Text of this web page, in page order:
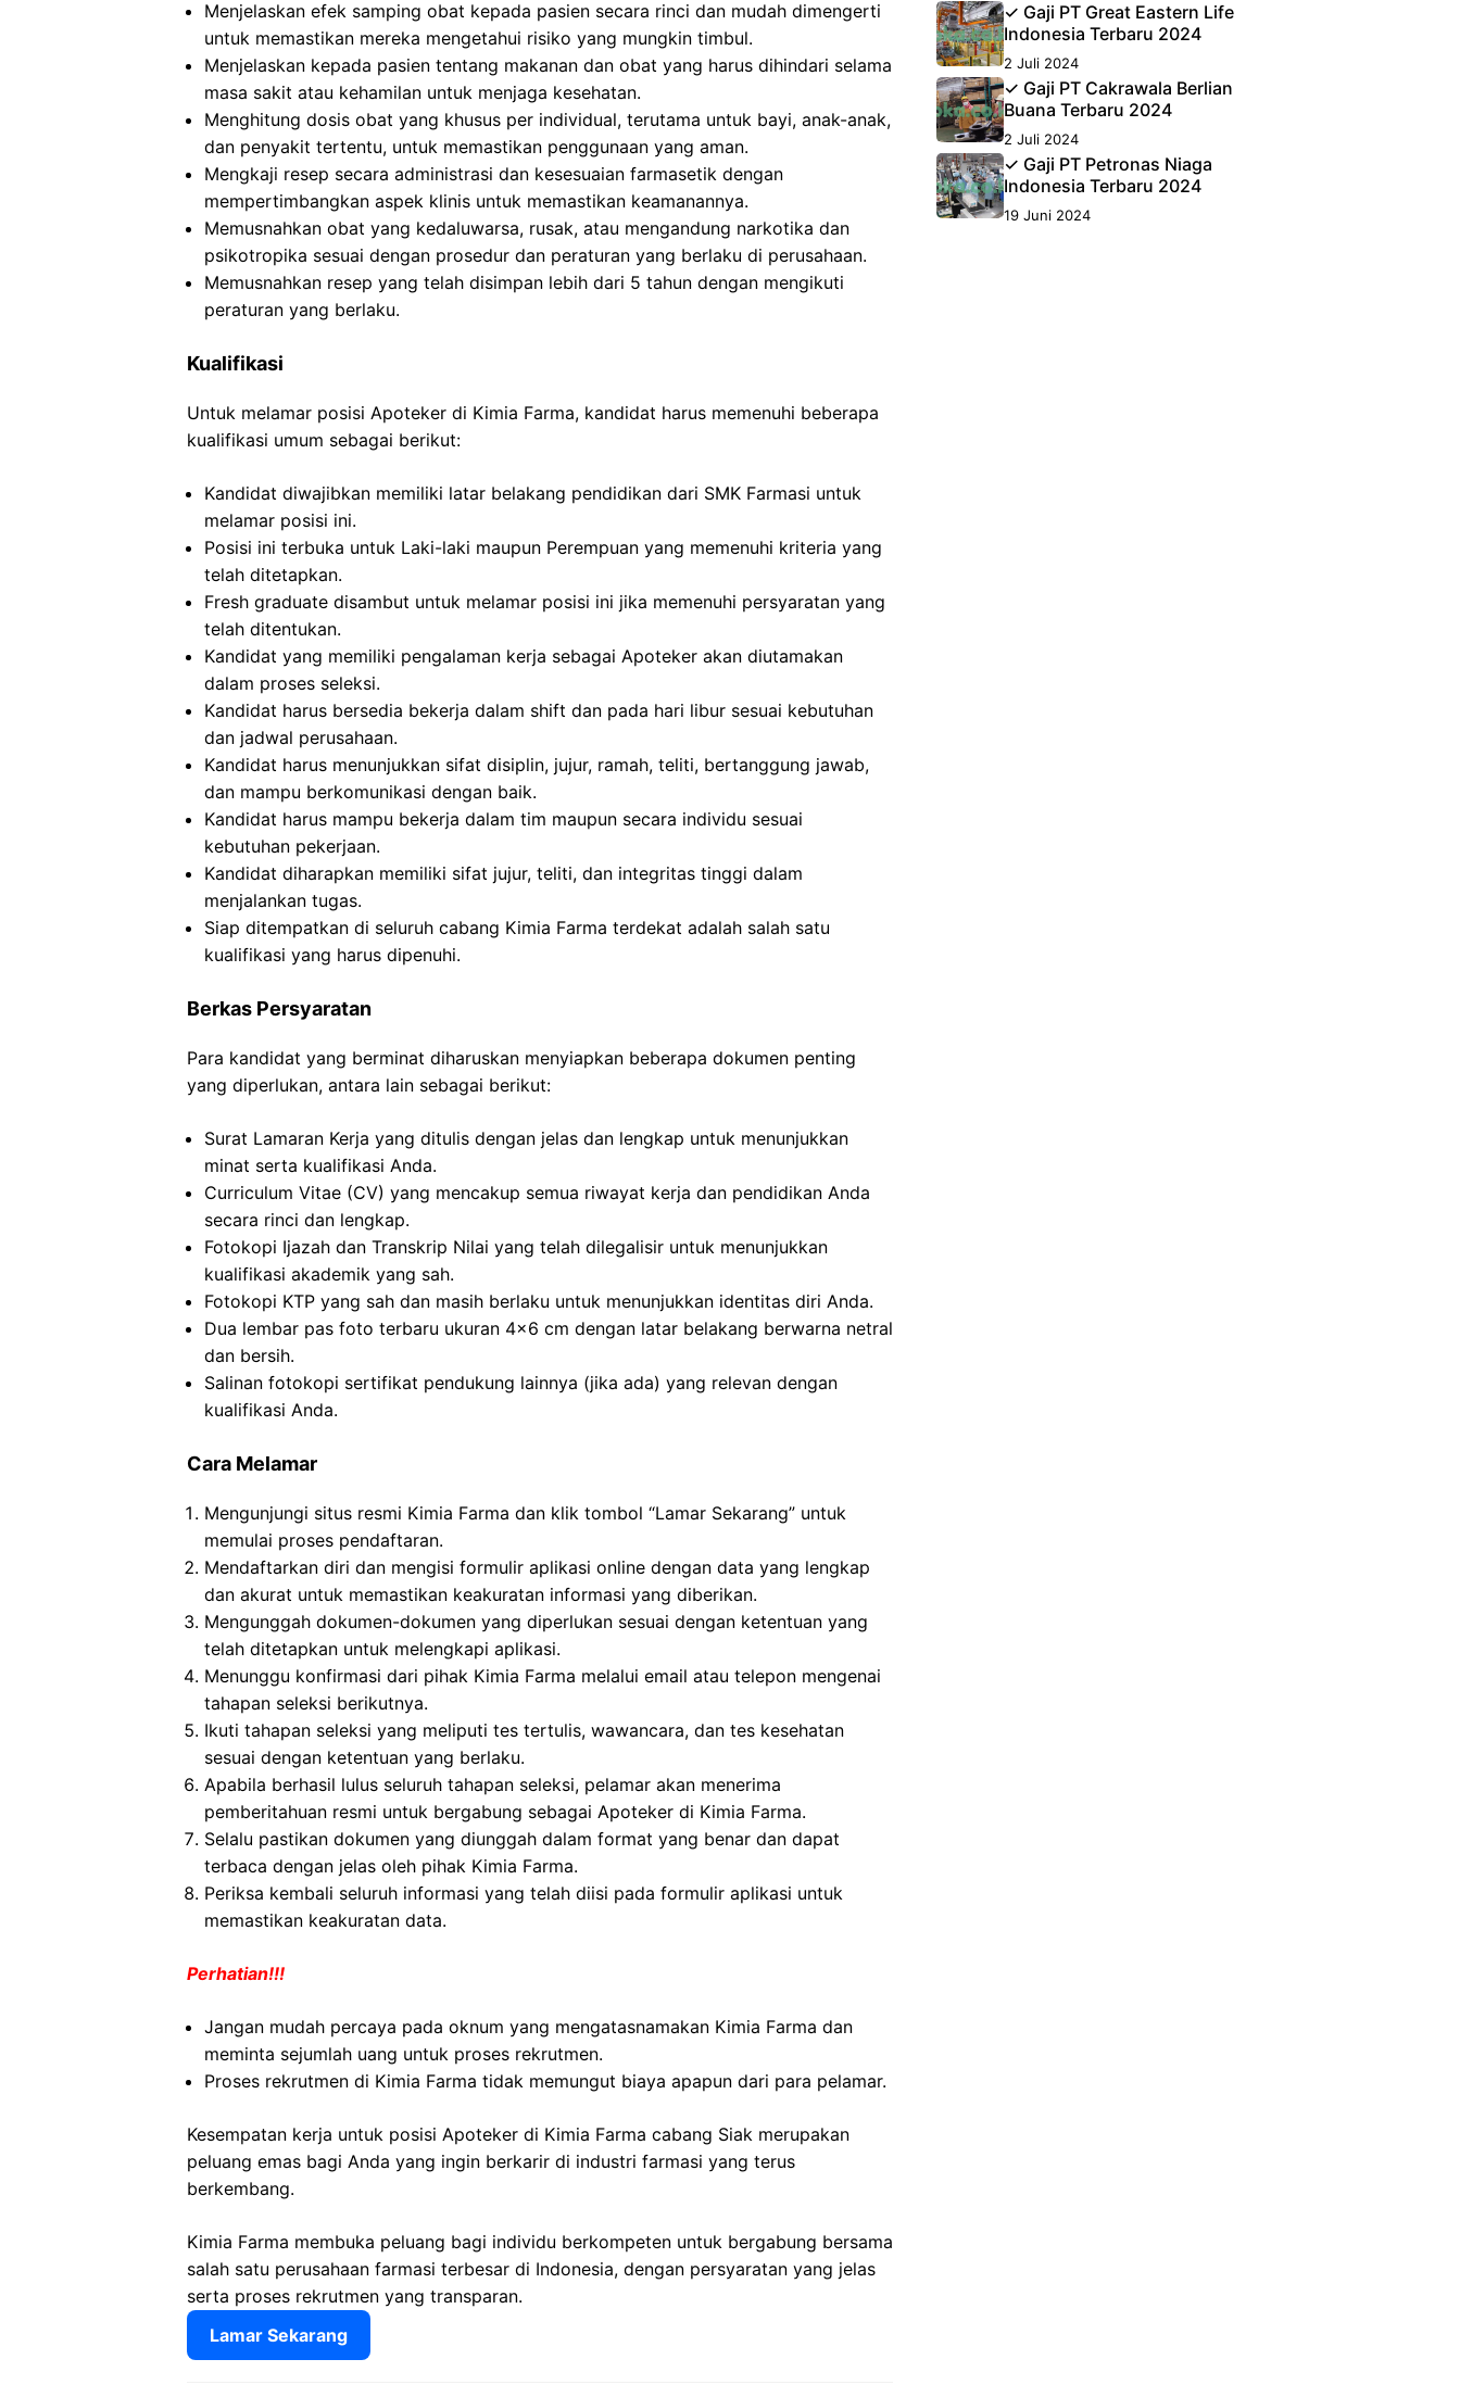
Menjelaskan efek samping obat kepada pasien secara rinci dan mudah dimengerti
untuk memastikan mereka mengetahui risiko yang mungkin timbul.
Menjelaskan kepada pasien tentang makanan dan obat yang harus dihindari selama
masa sakit atau kehamilan untuk menjaga kesehatan.
Menghitung dosis obat yang khusus per individual, terutama untuk bayi, anak-anak,
dan penyakit tertentu, untuk memastikan penggunaan yang aman.
Mengkaji resep secara administrasi dan kesesuaian farmasetik dengan
mempertimbangkan aspek klinis untuk memastikan keamanannya.
Memusnahkan obat yang kedaluwarsa, rusak, atau mengandung narkotika dan
psikotropika sesuai dengan prosedur dan peraturan yang berlaku di perusahaan.
Memusnahkan resep yang telah disimpan lebih dari 5 tahun dengan mengikuti
peraturan yang berlaku.
Kualifikasi
Untuk melamar posisi Apoteker di Kimia Farma, kandidat harus memenuhi beberapa
kualifikasi umum sebagai berikut:
Kandidat diwajibkan memiliki latar belakang pendidikan dari SMK Farmasi untuk
melamar posisi ini.
Posisi ini terbuka untuk Laki-laki maupun Perempuan yang memenuhi kriteria yang
telah ditetapkan.
Fresh graduate disambut untuk melamar posisi ini jika memenuhi persyaratan yang
telah ditentukan.
Kandidat yang memiliki pengalaman kerja sebagai Apoteker akan diutamakan
dalam proses seleksi.
Kandidat harus bersedia bekerja dalam shift dan pada hari libur sesuai kebutuhan
dan jadwal perusahaan.
Kandidat harus menunjukkan sifat disiplin, jujur, ramah, teliti, bertanggung jawab,
dan mampu berkomunikasi dengan baik.
Kandidat harus mampu bekerja dalam tim maupun secara individu sesuai
kebutuhan pekerjaan.
Kandidat diharapkan memiliki sifat jujur, teliti, dan integritas tinggi dalam
menjalankan tugas.
Siap ditempatkan di seluruh cabang Kimia Farma terdekat adalah salah satu
kualifikasi yang harus dipenuhi.
Berkas Persyaratan
Para kandidat yang berminat diharuskan menyiapkan beberapa dokumen penting
yang diperlukan, antara lain sebagai berikut:
Surat Lamaran Kerja yang ditulis dengan jelas dan lengkap untuk menunjukkan
minat serta kualifikasi Anda.
Curriculum Vitae (CV) yang mencakup semua riwayat kerja dan pendidikan Anda
secara rinci dan lengkap.
Fotokopi Ijazah dan Transkrip Nilai yang telah dilegalisir untuk menunjukkan
kualifikasi akademik yang sah.
Fotokopi KTP yang sah dan masih berlaku untuk menunjukkan identitas diri Anda.
Dua lembar pas foto terbaru ukuran 4×6 cm dengan latar belakang berwarna netral
dan bersih.
Salinan fotokopi sertifikat pendukung lainnya (jika ada) yang relevan dengan
kualifikasi Anda.
Cara Melamar
Mengunjungi situs resmi Kimia Farma dan klik tombol “Lamar Sekarang” untuk
memulai proses pendaftaran.
Mendaftarkan diri dan mengisi formulir aplikasi online dengan data yang lengkap
dan akurat untuk memastikan keakuratan informasi yang diberikan.
Mengunggah dokumen-dokumen yang diperlukan sesuai dengan ketentuan yang
telah ditetapkan untuk melengkapi aplikasi.
Menunggu konfirmasi dari pihak Kimia Farma melalui email atau telepon mengenai
tahapan seleksi berikutnya.
Ikuti tahapan seleksi yang meliputi tes tertulis, wawancara, dan tes kesehatan
sesuai dengan ketentuan yang berlaku.
Apabila berhasil lulus seluruh tahapan seleksi, pelamar akan menerima
pemberitahuan resmi untuk bergabung sebagai Apoteker di Kimia Farma.
Selalu pastikan dokumen yang diunggah dalam format yang benar dan dapat
terbaca dengan jelas oleh pihak Kimia Farma.
Periksa kembali seluruh informasi yang telah diisi pada formulir aplikasi untuk
memastikan keakuratan data.
Perhatian!!!
Jangan mudah percaya pada oknum yang mengatasnamakan Kimia Farma dan
meminta sejumlah uang untuk proses rekrutmen.
Proses rekrutmen di Kimia Farma tidak memungut biaya apapun dari para pelamar.
Kesempatan kerja untuk posisi Apoteker di Kimia Farma cabang Siak merupakan
peluang emas bagi Anda yang ingin berkarir di industri farmasi yang terus
berkembang.
Kimia Farma membuka peluang bagi individu berkompeten untuk bergabung bersama
salah satu perusahaan farmasi terbesar di Indonesia, dengan persyaratan yang jelas
serta proses rekrutmen yang transparan.
Lamar Sekarang
✓ Gaji PT Great Eastern Life
Indonesia Terbaru 2024
2 Juli 2024
✓ Gaji PT Cakrawala Berlian
Buana Terbaru 2024
2 Juli 2024
✓ Gaji PT Petronas Niaga
Indonesia Terbaru 2024
19 Juni 2024